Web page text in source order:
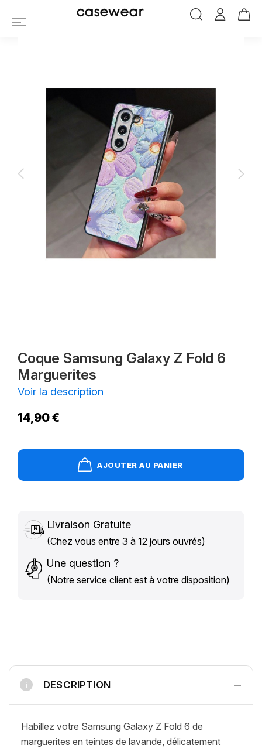
Coque Samsung Galaxy Z Fold 6
casewear
Coque Samsung Galaxy Z Fold 6
Marguerites
Voir la description
14,90 €
AJOUTER AU PANIER
Livraison Gratuite
(Chez vous entre 3 à 12 jours ouvrés)
Une question ?
(Notre service client est à votre disposition)
i DESCRIPTION −
Habillez votre Samsung Galaxy Z Fold 6 de
marguerites en teintes de lavande, délicatement